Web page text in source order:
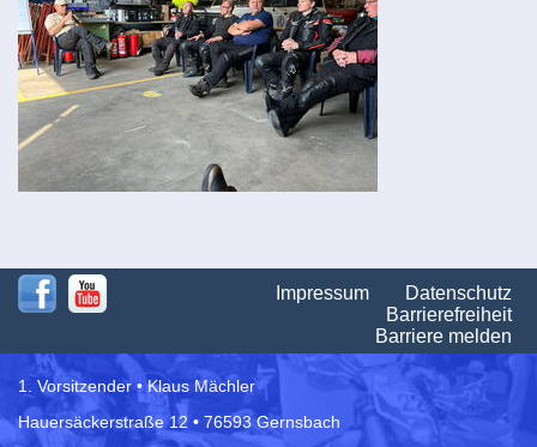
Impressum
Datenschutz
Barrierefreiheit
Barriere melden
1. Vorsitzender • Klaus Mächler
Hauersäckerstraße 12 • 76593 Gernsbach